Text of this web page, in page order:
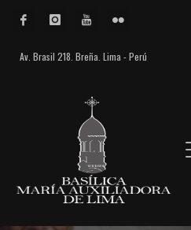
Av. Brasil 218. Breña. Lima - Perú